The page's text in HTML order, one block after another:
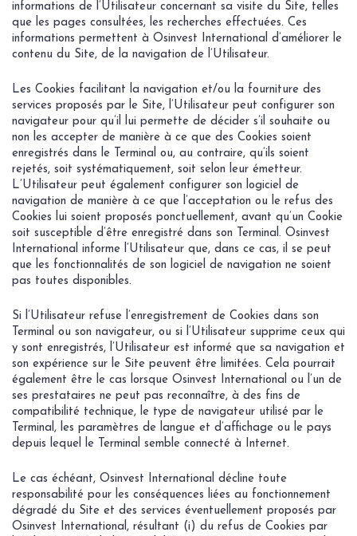
informations de l’Utilisateur concernant sa visite du Site, telles
que les pages consultées, les recherches effectuées. Ces
informations permettent à Osinvest International d’améliorer le
contenu du Site, de la navigation de l’Utilisateur.
Les Cookies facilitant la navigation et/ou la fourniture des
services proposés par le Site, l’Utilisateur peut configurer son
navigateur pour qu’il lui permette de décider s’il souhaite ou
non les accepter de manière à ce que des Cookies soient
enregistrés dans le Terminal ou, au contraire, qu’ils soient
rejetés, soit systématiquement, soit selon leur émetteur.
L’Utilisateur peut également configurer son logiciel de
navigation de manière à ce que l’acceptation ou le refus des
Cookies lui soient proposés ponctuellement, avant qu’un Cookie
soit susceptible d’être enregistré dans son Terminal. Osinvest
International informe l’Utilisateur que, dans ce cas, il se peut
que les fonctionnalités de son logiciel de navigation ne soient
pas toutes disponibles.
Si l’Utilisateur refuse l’enregistrement de Cookies dans son
Terminal ou son navigateur, ou si l’Utilisateur supprime ceux qui
y sont enregistrés, l’Utilisateur est informé que sa navigation et
son expérience sur le Site peuvent être limitées. Cela pourrait
également être le cas lorsque Osinvest International ou l’un de
ses prestataires ne peut pas reconnaître, à des fins de
compatibilité technique, le type de navigateur utilisé par le
Terminal, les paramètres de langue et d’affichage ou le pays
depuis lequel le Terminal semble connecté à Internet.
Le cas échéant, Osinvest International décline toute
responsabilité pour les conséquences liées au fonctionnement
dégradé du Site et des services éventuellement proposés par
Osinvest International, résultant (i) du refus de Cookies par